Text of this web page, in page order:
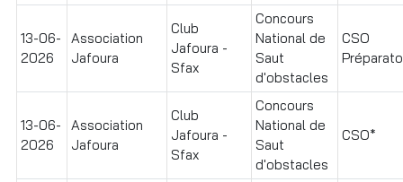
13-06-
2026
Association
Jafoura
Club
Jafoura -
Sfax
Concours
National de
Saut
d'obstacles
CSO
13-06-
2026
Association
Jafoura
Club
Jafoura -
Sfax
Concours
National de
Saut
d'obstacles
CSO*